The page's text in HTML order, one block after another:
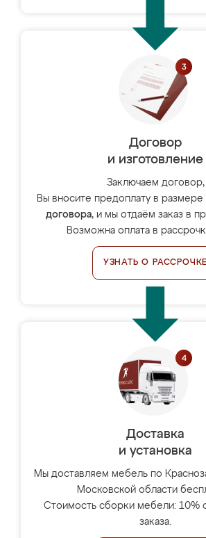
Договор
и изготовление
Заключаем договор,
Вы вносите предоплату в размере
договора, и мы отдаём заказ в
Возможна оплата в
УЗНАТЬ О РАССРОЧКЕ
Доставка
и установка
Мы доставляем мебель по
Московской области
Стоимость сборки мебели: 10%
заказа.